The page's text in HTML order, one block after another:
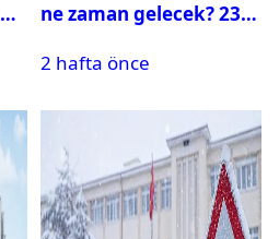
ne zaman gelecek? 23
su kesintisi sorgulama
2 hafta önce